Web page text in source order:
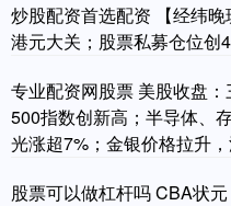
炒股配资首选配资 【经纬
港元大关；股票私募仓位创
专业配资网股票 美股收盘
500指数创新高；半导体、
光涨超7%；金银价格拉升
股票可以做杠杆吗 CBA状